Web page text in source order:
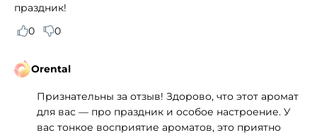
праздник!
0
0
Orental
Признательны за отзыв! Здорово, что этот аромат
для вас — про праздник и особое настроение. У
вас тонкое восприятие ароматов, это приятно